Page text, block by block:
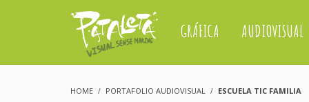
GRÁFICA AUDIOVISUAL
HOME PORTAFOLIO AUDIOVISUAL ESCUELA TIC FAMILIA